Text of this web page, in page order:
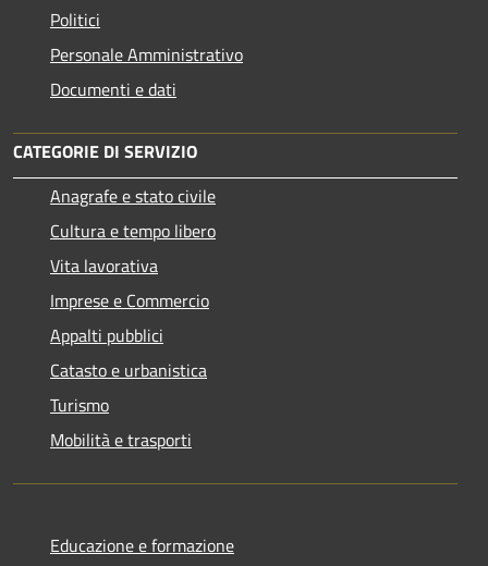
Politici
Personale Amministrativo
Documenti e dati
CATEGORIE DI SERVIZIO
Anagrafe e stato civile
Cultura e tempo libero
Vita lavorativa
Imprese e Commercio
Appalti pubblici
Catasto e urbanistica
Turismo
Mobilità e trasporti
Educazione e formazione